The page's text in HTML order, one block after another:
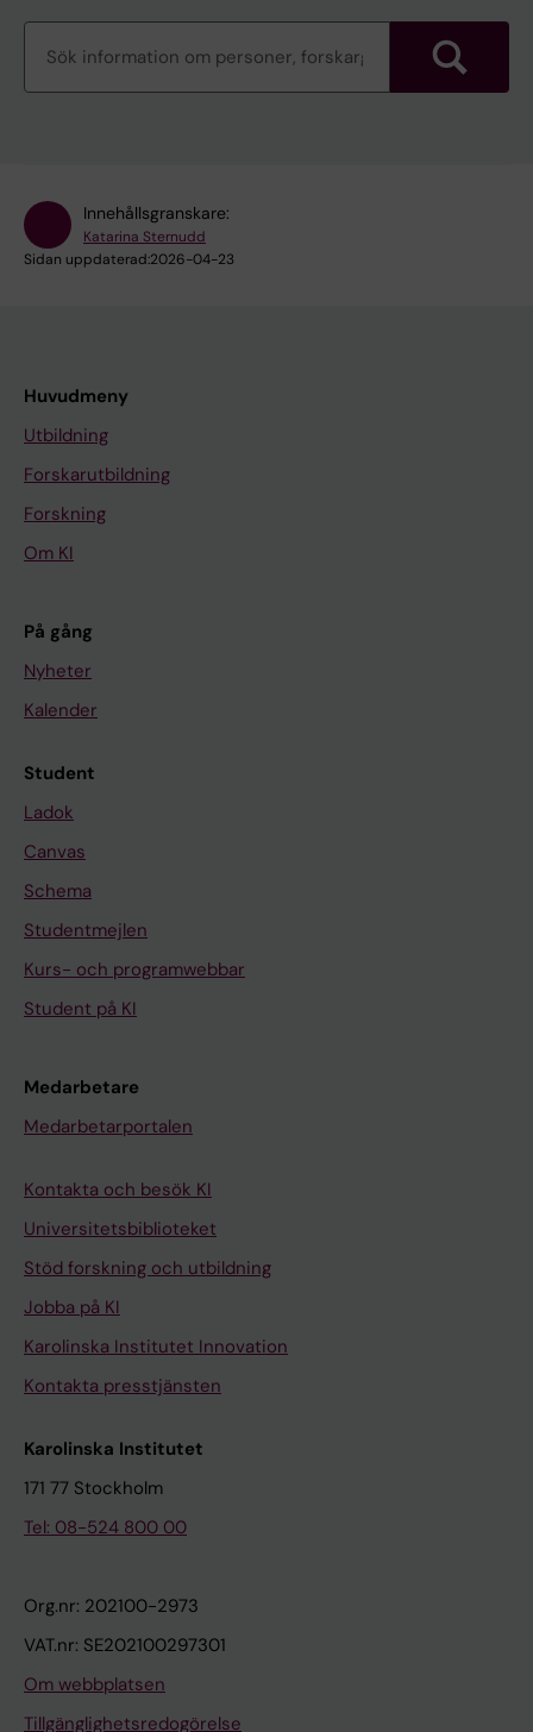
forskningsinformation
Sök
Innehållsgranskare:
Katarina Sternudd
Sidan uppdaterad:2026-04-23
Huvudmeny
Utbildning
Forskarutbildning
Forskning
Om KI
På gång
Nyheter
Kalender
Student
Ladok
Canvas
Schema
Studentmejlen
Kurs- och programwebbar
Student på KI
Medarbetare
Medarbetarportalen
Kontakta och besök KI
Universitetsbiblioteket
Stöd forskning och utbildning
Jobba på KI
Karolinska Institutet Innovation
Kontakta presstjänsten
Karolinska Institutet
171 77 Stockholm
Tel: 08-524 800 00
Org.nr: 202100-2973
VAT.nr: SE202100297301
Om webbplatsen
Tillgänglighetsredogörelse